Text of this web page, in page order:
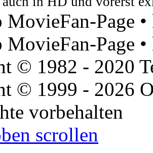
MovieFan-Page
MovieFan-Page
© 1982 - 2020
© 1999 - 2026
vorbehalten
scrollen